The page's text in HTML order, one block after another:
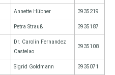
Annette Hübner 3935219
Petra Strauß 3935187
Dr. Carolin Fernandez
Castelao
3935108
Sigrid Goldmann 3935071